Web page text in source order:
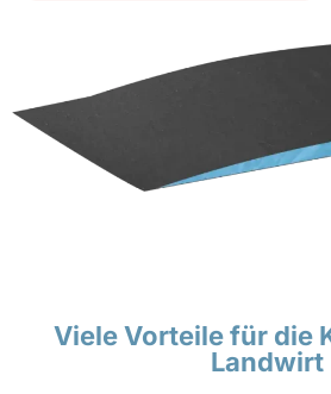
Viele Vorteile für die
Landwirt